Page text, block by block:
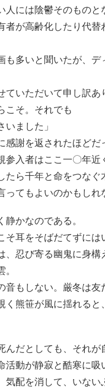
人には陰鬱そのものと
者が高齢化したり代
も多いと聞いたが、
ていただいて申し訳あ
こそ。それでも
いました」
感謝を返されたほどだ
参入者はここ一〇年
たら千年と命をつな
ってもよいのかもしれ
かなのである。
そ耳をそばだてずには
、忍び寄る幽鬼に身構
音もしない。厳冬は友
く熊笹が風に揺れる
んだとしても、それが
活動が静寂と酷寒に吸
気配を消して、いない